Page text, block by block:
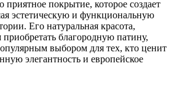
приятное покрытие, которое создает
эстетическую и функциональную
Его натуральная красота,
благородную патину,
выбором для тех, кто ценит
элегантность и европейское